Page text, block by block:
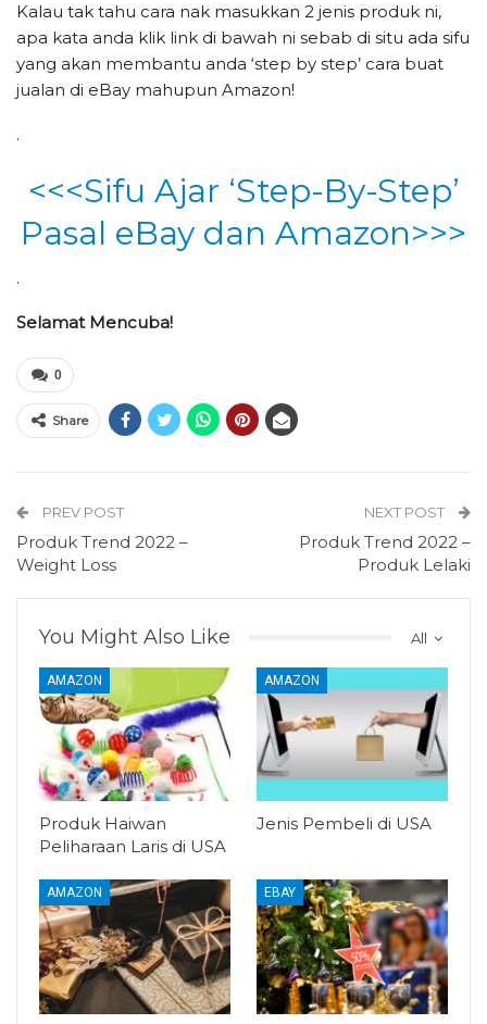
Kalau tak tahu cara nak masukkan 2 jenis produk ni,
apa kata anda klik link di bawah ni sebab di situ ada sifu
yang akan membantu anda ‘step by step’ cara buat
jualan di eBay mahupun Amazon!
.
<<<Sifu Ajar ‘Step-By-Step’
Pasal eBay dan Amazon>>>
.
Selamat Mencuba!
0
Share
PREV POST
Produk Trend 2022 –
Weight Loss
NEXT POST
Produk Trend 2022 –
Produk Lelaki
All
You Might Also Like
AMAZON
Produk Haiwan
Peliharaan Laris di USA
AMAZON
Jenis Pembeli di USA
AMAZON EBAY